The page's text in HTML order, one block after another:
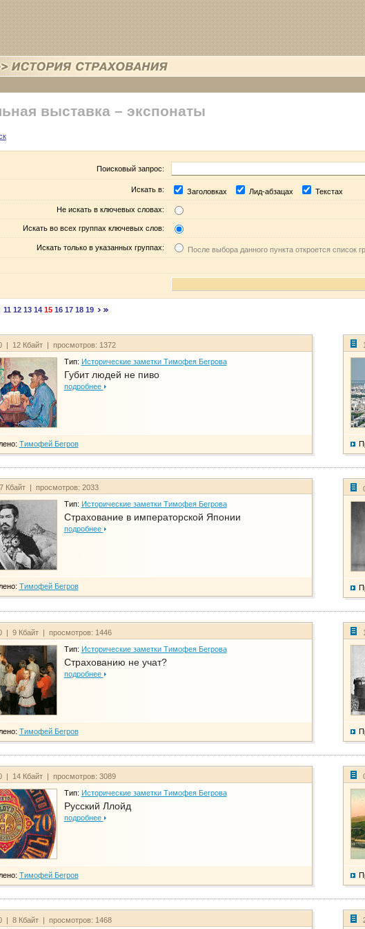
выставка – экспонаты
Поисковый запрос:
Искать в: Заголовках Лид-абзацах Текстах
Не искать в ключевых словах:
Искать во всех группах ключевых слов:
Искать только в указанных группах: После выбора данного пункта откроется список
11 12 13 14 15 16 17 18 19
| 12 Кбайт | просмотров: 1372
Тип: Исторические заметки Тимофея Бегрова
Губит людей не пиво
подробнее
Тимофей Бегров
Кбайт | просмотров: 2033
Тип: Исторические заметки Тимофея Бегрова
Страхование в императорской Японии
подробнее
Тимофей Бегров
| 9 Кбайт | просмотров: 1446
Тип: Исторические заметки Тимофея Бегрова
Страхованию не учат?
подробнее
Тимофей Бегров
| 14 Кбайт | просмотров: 3089
Тип: Исторические заметки Тимофея Бегрова
Русский Ллойд
подробнее
Тимофей Бегров
| 8 Кбайт | просмотров: 1468